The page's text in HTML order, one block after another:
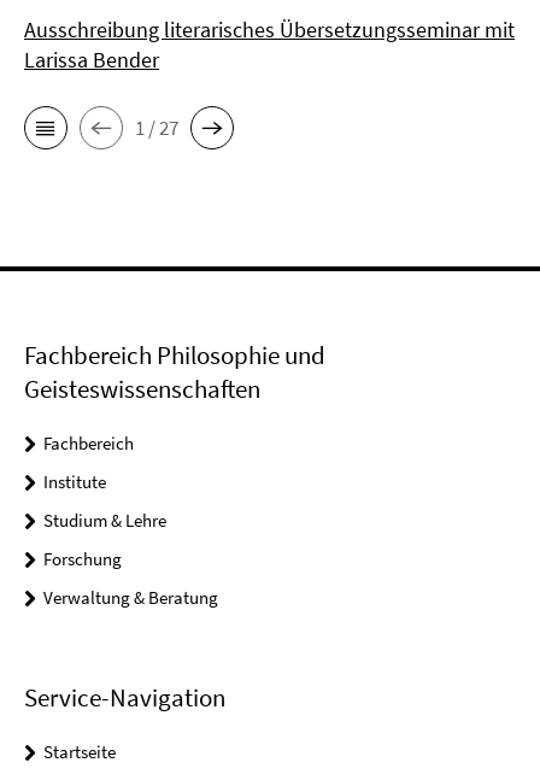
Ausschreibung literarisches Übersetzungsseminar mit
Larissa Bender
1 / 27
Fachbereich Philosophie und
Geisteswissenschaften
Fachbereich
Institute
Studium & Lehre
Forschung
Verwaltung & Beratung
Service-Navigation
Startseite